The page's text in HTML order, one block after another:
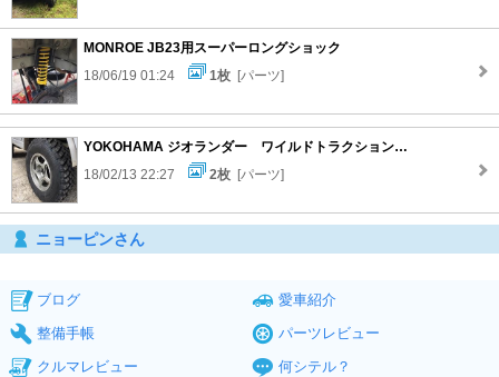
MONROE JB23用スーパーロングショック
18/06/19 01:24
1枚 [パーツ]
YOKOHAMA ジオランダー ワイルドトラクション Ｇ001J
18/02/13 22:27
2枚 [パーツ]
ニョーピンさん
ブログ
愛車紹介
整備手帳
パーツレビュー
クルマレビュー
何シテル？